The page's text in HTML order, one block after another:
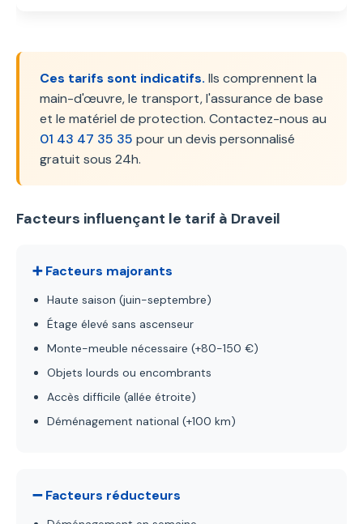
Ces tarifs sont indicatifs. Ils comprennent la
main-d'œuvre, le transport, l'assurance de base
et le matériel de protection. Contactez-nous au
01 43 47 35 35 pour un devis personnalisé
gratuit sous 24h.
Facteurs influençant le tarif à Draveil
➕ Facteurs majorants
Haute saison (juin-septembre)
Étage élevé sans ascenseur
Monte-meuble nécessaire (+80-150 €)
Objets lourds ou encombrants
Accès difficile (allée étroite)
Déménagement national (+100 km)
➖ Facteurs réducteurs